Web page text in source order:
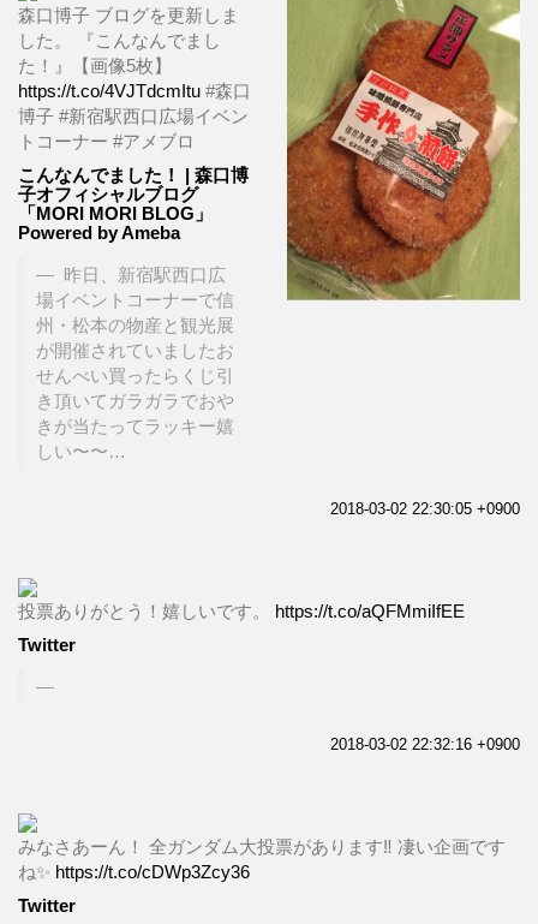
森口博子 ブログを更新しま
した。 『こんなんでまし
た！』【画像5枚】
https://t.co/4VJTdcmItu #森口
博子 #新宿駅西口広場イベン
トコーナー #アメブロ
こんなんでました！ | 森口博
子オフィシャルブログ
「MORI MORI BLOG」
Powered by Ameba
昨日、新宿駅西口広
場イベントコーナーで信
州・松本の物産と観光展
が開催されていましたお
せんべい買ったらくじ引
き頂いてガラガラでおや
きが当たってラッキー嬉
しい〜〜…
2018-03-02 22:30:05 +0900
投票ありがとう！嬉しいです。 https://t.co/aQFMmiIfEE
Twitter
2018-03-02 22:32:16 +0900
みなさあーん！ 全ガンダム大投票があります‼️ 凄い企画です
ね✨ https://t.co/cDWp3Zcy36
Twitter